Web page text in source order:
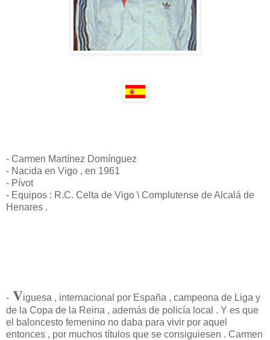
- Carmen Martínez Domínguez
- Nacida en Vigo , en 1961
- Pívot
- Equipos : R.C. Celta de Vigo \ Complutense de Alcalá de
Henares .
- Viguesa , internacional por España , campeona de Liga y
de la Copa de la Reina , además de policía local . Y es que
el baloncesto femenino no daba para vivir por aquel
entonces , por muchos títulos que se consiguiesen . Carmen